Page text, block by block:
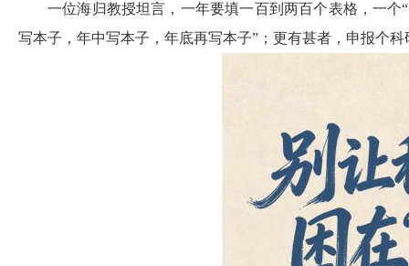
一位海归教授坦言，一年要填一百到两百个表格，一
写本子，年中写本子，年底再写本子”；更有甚者，申报个